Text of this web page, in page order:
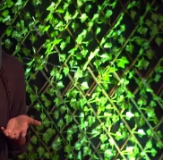
on YouTube